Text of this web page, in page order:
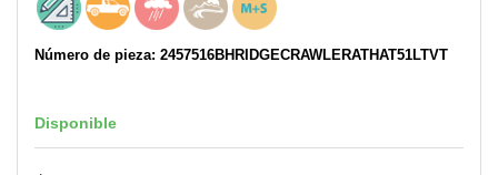
Número de pieza: 2457516BHRIDGECRAWLERATHAT51LTVT
Disponible